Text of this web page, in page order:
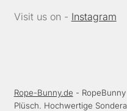
Visit us on - Instagram
Rope-Bunny.de -
Plüsch. Hochwertige